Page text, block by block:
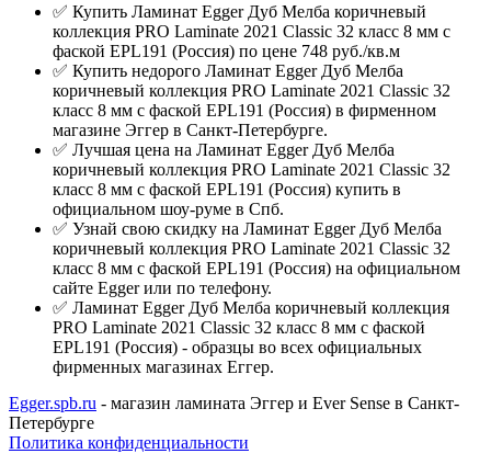
✅ Купить Ламинат Egger Дуб Мелба коричневый
коллекция PRO Laminate 2021 Classic 32 класс 8 мм с
фаской EPL191 (Россия) по цене 748 руб./кв.м
✅ Купить недорого Ламинат Egger Дуб Мелба
коричневый коллекция PRO Laminate 2021 Classic 32
класс 8 мм с фаской EPL191 (Россия) в фирменном
магазине Эггер в Санкт-Петербурге.
✅ Лучшая цена на Ламинат Egger Дуб Мелба
коричневый коллекция PRO Laminate 2021 Classic 32
класс 8 мм с фаской EPL191 (Россия) купить в
официальном шоу-руме в Спб.
✅ Узнай свою скидку на Ламинат Egger Дуб Мелба
коричневый коллекция PRO Laminate 2021 Classic 32
класс 8 мм с фаской EPL191 (Россия) на официальном
сайте Egger или по телефону.
✅ Ламинат Egger Дуб Мелба коричневый коллекция
PRO Laminate 2021 Classic 32 класс 8 мм с фаской
EPL191 (Россия) - образцы во всех официальных
фирменных магазинах Еггер.
Egger.spb.ru - магазин ламината Эггер и Ever Sense в Санкт-
Петербурге
Политика конфиденциальности